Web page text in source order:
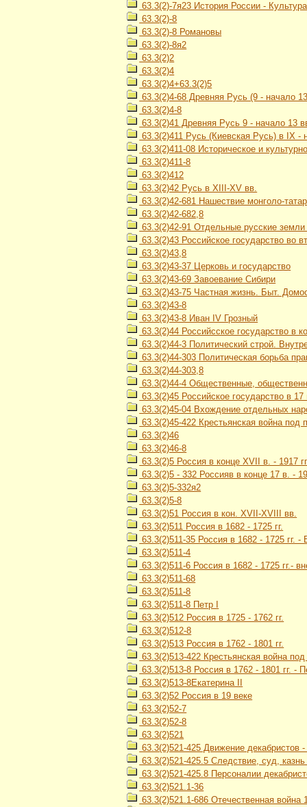
63.3(2)-7я23 История России -
63.3(2)-8
63.3(2)-8 Романовы
63.3(2)-8я2
63.3(2)2
63.3(2)4
63.3(2)4+63.3(2)5
63.3(2)4-68 Древняя Русь (9 - начало
63.3(2)4-8
63.3(2)41 Древняя Русь 9 - начало 13
63.3(2)411 Русь (Киевская Русь) в IX -
63.3(2)411-08 Историческое и
63.3(2)411-8
63.3(2)412
63.3(2)42 Русь в XIII-XV вв.
63.3(2)42-681 Нашествие монголо-татар
63.3(2)42-682,8
63.3(2)42-91 Отдельные русские
63.3(2)43 Российское государство во
63.3(2)43,8
63.3(2)43-37 Церковь и государство
63.3(2)43-69 Завоевание Сибири
63.3(2)43-75 Частная жизнь. Быт.
63.3(2)43-8
63.3(2)43-8 Иван IV Грозный
63.3(2)44 Российсское государство в
63.3(2)44-3 Политический строй.
63.3(2)44-303 Политическая борьба
63.3(2)44-303,8
63.3(2)44-4 Общественные,
63.3(2)45 Российское государство в 17
63.3(2)45-04 Вхождение отдельных
63.3(2)45-422 Крестьянская война
63.3(2)46
63.3(2)46-8
63.3(2)5 Россия в конце XVII в. - 1917
63.3(2)5 - 332 Россияв в конце 17 в. -
63.3(2)5-332я2
63.3(2)5-8
63.3(2)51 Россия в кон. XVII-XVIII вв.
63.3(2)511 Россия в 1682 - 1725 гг.
63.3(2)511-35 Россия в 1682 - 1725 гг.
63.3(2)511-4
63.3(2)511-6 Россия в 1682 - 1725 гг.-
63.3(2)511-68
63.3(2)511-8
63.3(2)511-8 Петр I
63.3(2)512 Россия в 1725 - 1762 гг.
63.3(2)512-8
63.3(2)513 Россия в 1762 - 1801 гг.
63.3(2)513-422 Крестьянская война
63.3(2)513-8 Россия в 1762 - 1801 гг. -
63.3(2)513-8Екатерина II
63.3(2)52 Россия в 19 веке
63.3(2)52-7
63.3(2)52-8
63.3(2)521
63.3(2)521-425 Движение декабристов
63.3(2)521-425.5 Следствие, суд,
63.3(2)521-425.8 Персоналии
63.3(2)521.1-36
63.3(2)521.1-686 Отечественная война